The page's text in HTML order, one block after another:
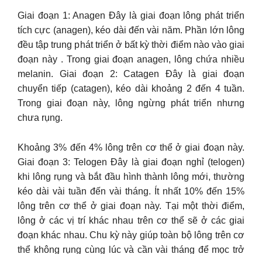
Giai đoạn 1: Anagen Đây là giai đoạn lông phát triển
tích cực (anagen), kéo dài đến vài năm. Phần lớn lông
đều tập trung phát triển ở bất kỳ thời điểm nào vào giai
đoạn này . Trong giai đoạn anagen, lông chứa nhiều
melanin. Giai đoạn 2: Catagen Đây là giai đoạn
chuyển tiếp (catagen), kéo dài khoảng 2 đến 4 tuần.
Trong giai đoạn này, lông ngừng phát triển nhưng
chưa rụng.
Khoảng 3% đến 4% lông trên cơ thể ở giai đoạn này.
Giai đoạn 3: Telogen Đây là giai đoạn nghỉ (telogen)
khi lông rụng và bắt đầu hình thành lông mới, thường
kéo dài vài tuần đến vài tháng. Ít nhất 10% đến 15%
lông trên cơ thể ở giai đoạn này. Tại một thời điểm,
lông ở các vị trí khác nhau trên cơ thể sẽ ở các giai
đoạn khác nhau. Chu kỳ này giúp toàn bộ lông trên cơ
thể không rụng cùng lúc và cần vài tháng để mọc trở